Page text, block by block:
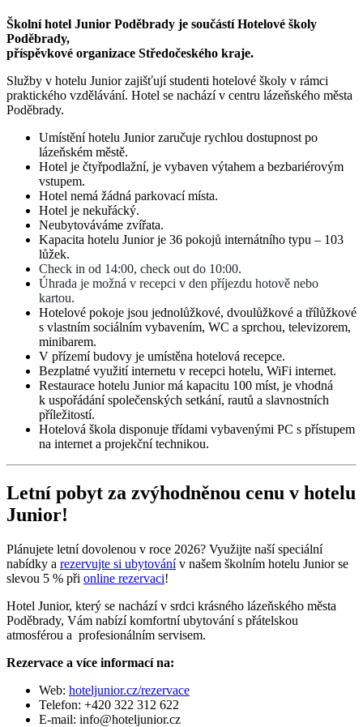
Školní hotel Junior Poděbrady je součástí Hotelové školy
Poděbrady,
příspěvkové organizace Středočeského kraje.
Služby v hotelu Junior zajišťují studenti hotelové školy v rámci
praktického vzdělávání. Hotel se nachází v centru lázeňského města
Poděbrady.
Umístění hotelu Junior zaručuje rychlou dostupnost po
lázeňském městě.
Hotel je čtyřpodlažní, je vybaven výtahem a bezbariérovým
vstupem.
Hotel nemá žádná parkovací místa.
Hotel je nekuřácký.
Neubytováváme zvířata.
Kapacita hotelu Junior je 36 pokojů internátního typu – 103
lůžek.
Check in od 14:00, check out do 10:00.
Úhrada je možná v recepci v den příjezdu hotově nebo
kartou.
Hotelové pokoje jsou jednolůžkové, dvoulůžkové a třílůžkové
s vlastním sociálním vybavením, WC a sprchou, televizorem,
minibarem.
V přízemí budovy je umístěna hotelová recepce.
Bezplatné využití internetu v recepci hotelu, WiFi internet.
Restaurace hotelu Junior má kapacitu 100 míst, je vhodná
k uspořádání společenských setkání, rautů a slavnostních
příležitostí.
Hotelová škola disponuje třídami vybavenými PC s přístupem
na internet a projekční technikou.
Letní pobyt za zvýhodněnou cenu v hotelu
Junior!
Plánujete letní dovolenou v roce 2026? Využijte naší speciální
nabídky a rezervujte si ubytovánív našem školním hotelu Junior se
slevou 5 % při online rezervaci!
Hotel Junior, který se nachází v srdci krásného lázeňského města
Poděbrady, Vám nabízí komfortní ubytování s přátelskou
atmosférou a profesionálním servisem.
Rezervace a více informací na:
Web: hoteljunior.cz/rezervace
Telefon: +420 322 312 622
E-mail: info@hoteljunior.cz